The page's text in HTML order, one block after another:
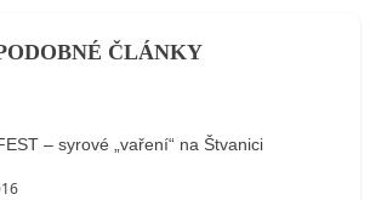
ČLÁNKY
– syrové „vaření“ na Štvanici